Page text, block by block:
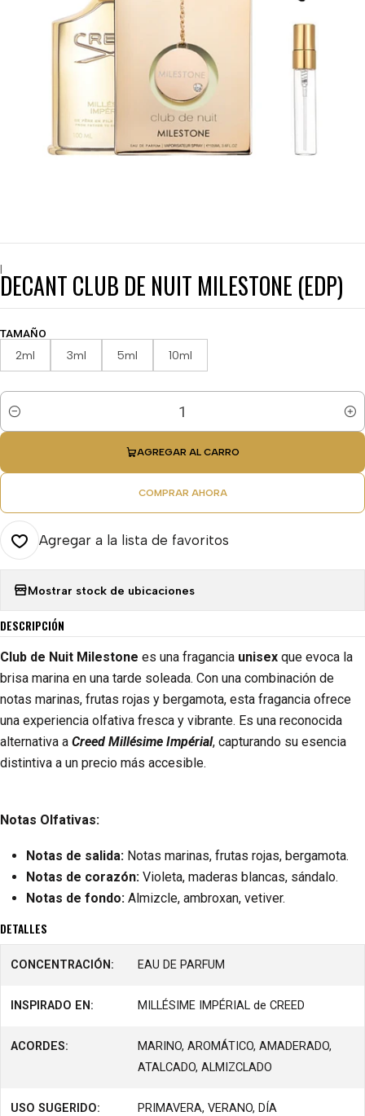
|
DECANT CLUB DE NUIT MILESTONE (EDP)
TAMAÑO
2ml 3ml 5ml 10ml
Cantidad
AGREGAR AL CARRO
COMPRAR AHORA
Agregar a la lista de favoritos
Mostrar stock de ubicaciones
DESCRIPCIÓN
Club de Nuit Milestone es una fragancia unisex que evoca la
brisa marina en una tarde soleada. Con una combinación de
notas marinas, frutas rojas y bergamota, esta fragancia ofrece
una experiencia olfativa fresca y vibrante. Es una reconocida
alternativa a Creed Millésime Impérial, capturando su esencia
distintiva a un precio más accesible.
Notas Olfativas:
Notas de salida: Notas marinas, frutas rojas, bergamota.
Notas de corazón: Violeta, maderas blancas, sándalo.
Notas de fondo: Almizcle, ambroxan, vetiver.​
DETALLES
CONCENTRACIÓN: EAU DE PARFUM
INSPIRADO EN: MILLÉSIME IMPÉRIAL de CREED
ACORDES:
MARINO, AROMÁTICO, AMADERADO,
ATALCADO, ALMIZCLADO
USO SUGERIDO: PRIMAVERA, VERANO, DÍA